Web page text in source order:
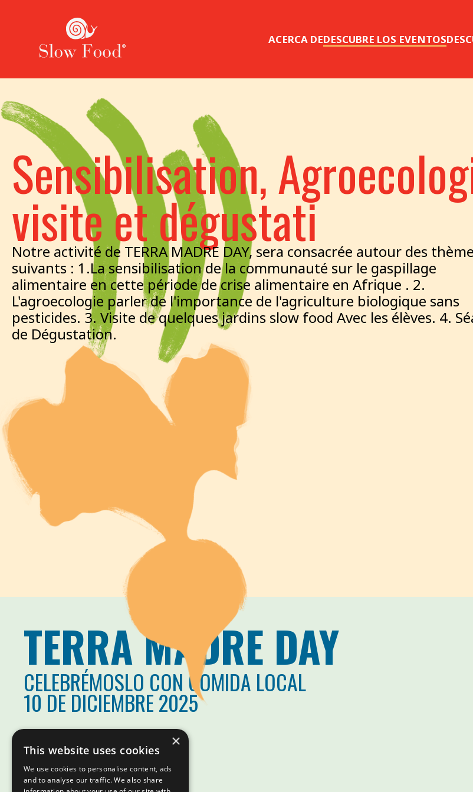
ACERCA DEDESCUBRE LOS EVENTOS
Sensibilisation,
visite et dégustati
Notre activité de TERRA MADRE DAY, sera consacrée autour des
suivants : 1.La sensibilisation de la communauté sur le gaspillage
alimentaire en cette période de crise alimentaire en Afrique . 2.
L'agroecologie parler de l'importance de l'agriculture biologique sans
pesticides. 3. Visite de quelques jardins slow food Avec les élèves. 4.
de Dégustation.
TERRA MADRE DAY
CELEBRÉMOSLO CON COMIDA LOCAL
10 DE DICIEMBRE 2025
×
This website uses cookies
We use cookies to personalise content, ads
and to analyse our traffic. We also share